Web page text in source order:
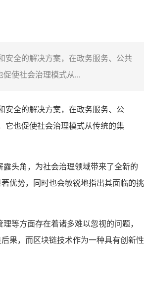
安全的解决方案，在政务服务、公共
使社会治理模式从...
安全的解决方案，在政务服务、公
它也促使社会治理模式从传统的集
头角，为社会治理领域带来了全新的
优势，同时也会敏锐地指出其面临的挑
等方面存在着诸多难以忽视的问题，
果，而区块链技术作为一种具有创新性